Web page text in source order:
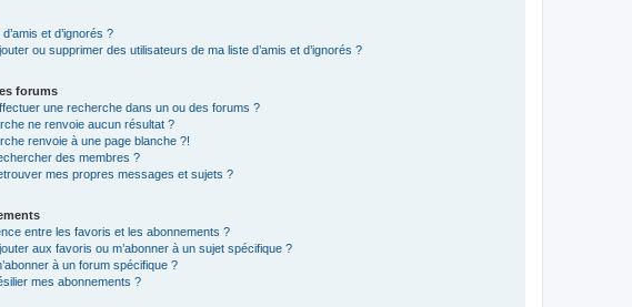
et d’ignorés ?
ou supprimer des utilisateurs de ma liste d’amis et d’ignorés ?
forums
une recherche dans un ou des forums ?
ne renvoie aucun résultat ?
renvoie à une page blanche ?!
des membres ?
mes propres messages et sujets ?
entre les favoris et les abonnements ?
aux favoris ou m’abonner à un sujet spécifique ?
à un forum spécifique ?
mes abonnements ?